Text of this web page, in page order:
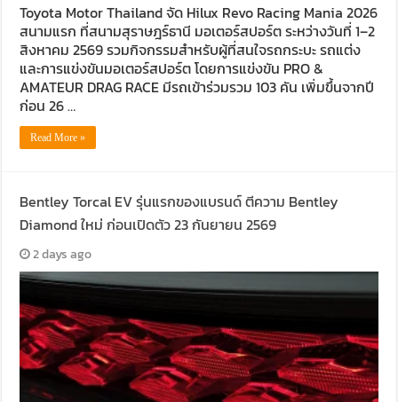
Toyota Motor Thailand จัด Hilux Revo Racing Mania 2026
สนามแรก ที่สนามสุราษฎร์ธานี มอเตอร์สปอร์ต ระหว่างวันที่ 1–2
สิงหาคม 2569 รวมกิจกรรมสำหรับผู้ที่สนใจรถกระบะ รถแต่ง
และการแข่งขันมอเตอร์สปอร์ต โดยการแข่งขัน PRO &
AMATEUR DRAG RACE มีรถเข้าร่วมรวม 103 คัน เพิ่มขึ้นจากปี
ก่อน 26 …
Read More »
Bentley Torcal EV รุ่นแรกของแบรนด์ ตีความ Bentley
Diamond ใหม่ ก่อนเปิดตัว 23 กันยายน 2569
2 days ago